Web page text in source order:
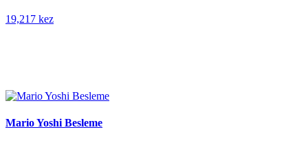
19,217 kez
Mario Yoshi Besleme